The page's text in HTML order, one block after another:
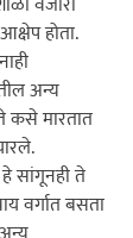
होता.
अन्य
कसे मारतात
वर्गात बसता